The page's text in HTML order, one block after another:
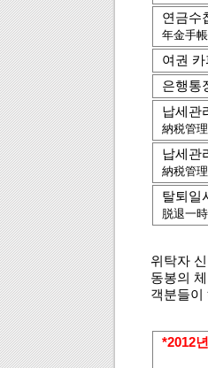
연금수
年金手帳
여권 카
은행통
납세관
納税管
납세관
納税管
탈퇴일
脱退一
위탁자
동봉의
객분들이
*2012